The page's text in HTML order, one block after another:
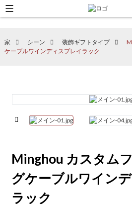
家 シーン 装飾ギフトタイプ
ケーブルワインディスプレイラック
Minghou カスタム
グケーブルワイン
ラック